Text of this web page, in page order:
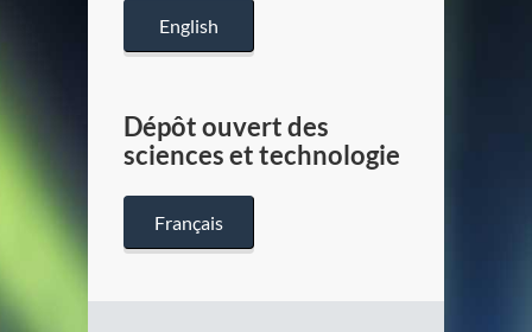
English
Dépôt ouvert des
sciences et technologie
Français